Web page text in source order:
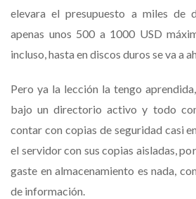
elevara el presupuesto a miles de
apenas unos 500 a 1000 USD
incluso, hasta en discos duros se va a
Pero ya la lección la tengo
bajo un directorio activo y todo
contar con copias de seguridad casi
el servidor con sus copias aisladas,
gaste en almacenamiento es nada,
de información.